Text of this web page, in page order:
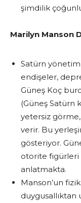
şimdilik
Marilyn Manson
Satürn
endişeler,
Güneş Koç
(Güneş Satürn
yetersiz
verir. Bu
gösteriyor.
otorite figürleri
anlatmakta.
Manson’un
duygusallıktan